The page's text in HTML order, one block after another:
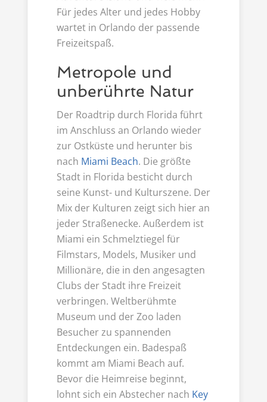
Für jedes Alter und jedes Hobby
wartet in Orlando der passende
Freizeitspaß.
Metropole und
unberührte Natur
Der Roadtrip durch Florida führt
im Anschluss an Orlando wieder
zur Ostküste und herunter bis
nach Miami Beach. Die größte
Stadt in Florida besticht durch
seine Kunst- und Kulturszene. Der
Mix der Kulturen zeigt sich hier an
jeder Straßenecke. Außerdem ist
Miami ein Schmelztiegel für
Filmstars, Models, Musiker und
Millionäre, die in den angesagten
Clubs der Stadt ihre Freizeit
verbringen. Weltberühmte
Museum und der Zoo laden
Besucher zu spannenden
Entdeckungen ein. Badespaß
kommt am Miami Beach auf.
Bevor die Heimreise beginnt,
lohnt sich ein Abstecher nach Key